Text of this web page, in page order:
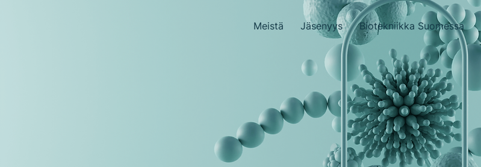
Meistä Jäsenyys Biotekniikka Suomessa